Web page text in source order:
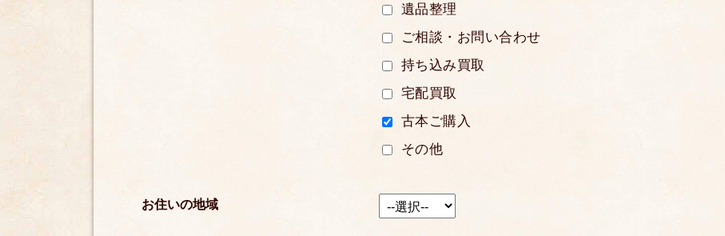
遺品整理
ご相談・お問い合わせ
持ち込み買取
宅配買取
古本ご購入
その他
お住いの地域